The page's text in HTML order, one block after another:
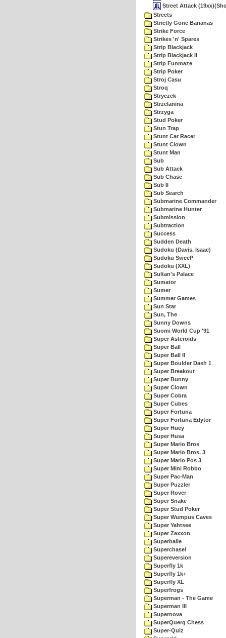
Street Attack
Streets
Strictly Gone Bananas
Strike Force
Strikes 'n' Spares
Strip Blackjack
Strip Blackjack II
Strip Funmaze
Strip Poker
Stroj Casu
Stroq
Stryczek
Strzelanina
Strzyga
Stud Poker
Stun Trap
Stunt Car Racer
Stunt Clown
Stunt Man
Sub
Sub Attack
Sub Chase
Sub II
Sub Search
Submarine Commander
Submarine Hunter
Submission
Subtraction
Success
Sudden Death
Sudoku (Davis, Isaac)
Sudoku SweeP
Sudoku (XXL)
Sultan's Palace
Sumator
Sumer
Summer Games
Sun Star
Sun, The
Sunny Downs
Suomi World Cup '91
Super Asteroids
Super Ball
Super Ball II
Super Boulder Dash 1
Super Breakout
Super Bunny
Super Clown
Super Cobra
Super Cubes
Super Fortuna
Super Fortuna Edytor
Super Huey
Super Husa
Super Mario Bros
Super Mario Bros. 3
Super Mario Pos 3
Super Mini Robbo
Super Pac-Man
Super Puzzler
Super Rover
Super Snake
Super Stud Poker
Super Wumpus Caves
Super Yahtsee
Super Zaxxon
Superballe
Superchase!
Supereversion
Superfly 1k
Superfly 1k+
Superfly XL
Superfrogs
Superman - The Game
Superman III
Supernova
SuperQuerg Chess
Super-Quiz